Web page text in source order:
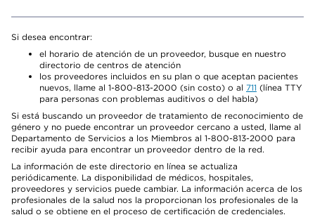
Si desea encontrar:
el horario de atención de un proveedor, busque en nuestro
directorio de centros de atención
los proveedores incluidos en su plan o que aceptan pacientes
nuevos, llame al 1-800-813-2000 (sin costo) o al 711 (línea TTY
para personas con problemas auditivos o del habla)
Si está buscando un proveedor de tratamiento de reconocimiento de
género y no puede encontrar un proveedor cercano a usted, llame al
Departamento de Servicios a los Miembros al 1-800-813-2000 para
recibir ayuda para encontrar un proveedor dentro de la red.
La información de este directorio en línea se actualiza
periódicamente. La disponibilidad de médicos, hospitales,
proveedores y servicios puede cambiar. La información acerca de los
profesionales de la salud nos la proporcionan los profesionales de la
salud o se obtiene en el proceso de certificación de credenciales.